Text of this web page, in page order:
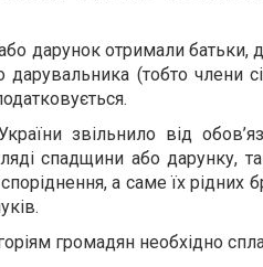
дарунок отрималибатьки,
дарувальника (тобто члени
звільнило від
спадщини або дарунку,
а саме їх рідних
громадян необхідно